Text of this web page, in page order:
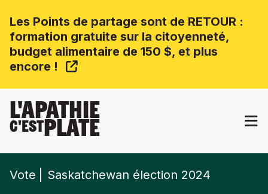
Les Points de partage sont de RETOUR :
formation gratuite sur la citoyenneté,
budget alimentaire de 150 $, et plus
encore !
L'APATHIE
C'ESTPLATE
Vote Saskatchewan élection 2024